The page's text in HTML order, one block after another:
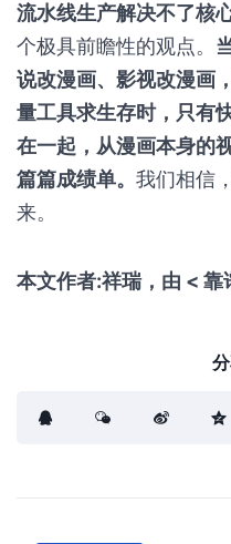
流水线生产解决不了核
个极具前瞻性的观点。
说改漫画、影视改漫画
量工具求生存时，只有
在一起，从漫画本身的
篇篇成绩单。 我们相信
来。
本文作者:祥瑞，由 < 靠